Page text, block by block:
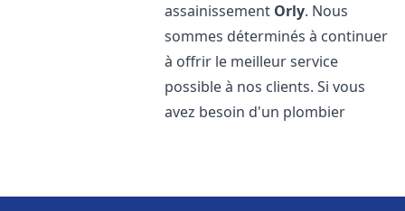
assainissement Orly. Nous
sommes déterminés à continuer
à offrir le meilleur service
possible à nos clients. Si vous
avez besoin d'un plombier